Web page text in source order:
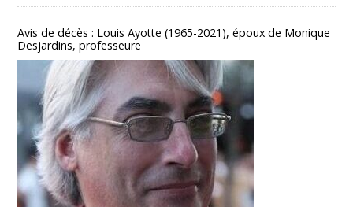
Avis de décès : Louis Ayotte (1965-2021), époux de Monique
Desjardins, professeure